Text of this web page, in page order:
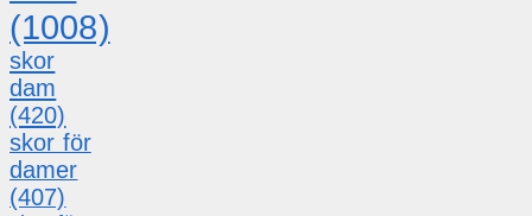
(1008)
skor
dam
(420)
skor för
damer
(407)